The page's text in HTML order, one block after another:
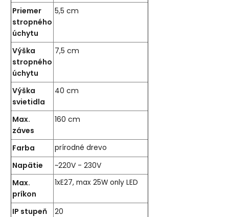
Priemer
stropného
úchytu
5,5 cm
Výška
stropného
úchytu
7,5 cm
Výška
svietidla
40 cm
Max.
záves
160 cm
Farba prírodné drevo
Napätie
~220V - 230V
Max.
príkon
1xE27, max 25W only LED
IP stupeň
20